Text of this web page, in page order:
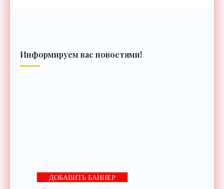
Информируем вас новостями!
ДОБАВИТЬ БАННЕР